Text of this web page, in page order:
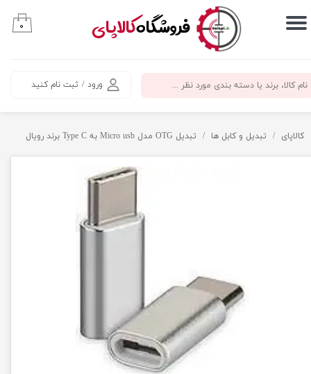
​فروشگاهکالاپای
ورود / ثبت نام کنید
حساب کاربری من
سفارشات
۰
کالاپای تبدیل و کابل ها تبدیل OTG مدل Micro usb به Type C برند رویال